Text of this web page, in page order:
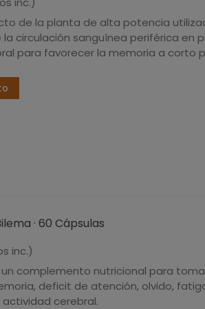
de la planta de alta potencia
circulación sanguínea periférica en
para favorecer la memoria a corto
· 60 Cápsulas
inc.)
complemento nutricional para
deficit de atención, olvido,
cerebral.